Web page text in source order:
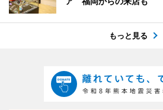
もっと見る